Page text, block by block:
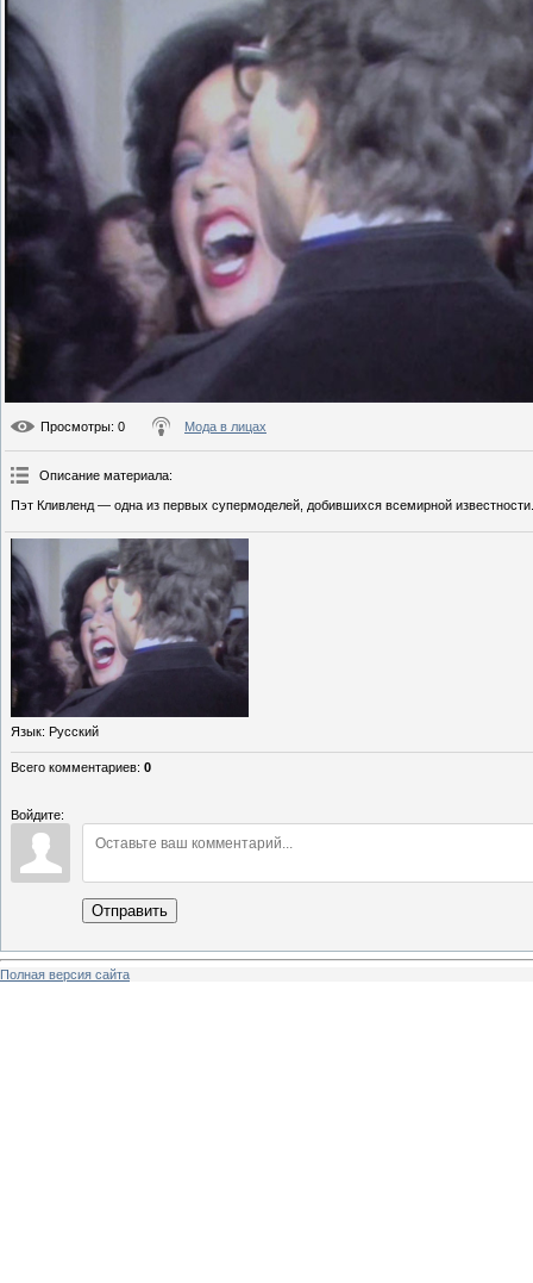
Просмотры: 0 Мода в лицах
Описание материала:
Пэт Кливленд — одна из первых супермоделей, добившихся всемирной
Язык: Русский
Всего комментариев: 0
Войдите:
Отправить
Полная версия сайта